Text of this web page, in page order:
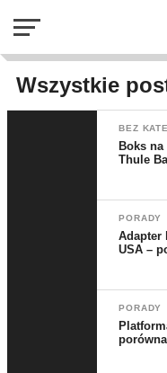
Wszystkie
BEZ
Boks
Thule
PORADY
Adapter
USA –
PORADY